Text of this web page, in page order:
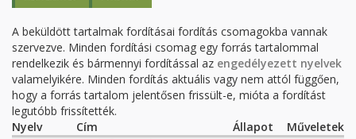
A beküldött tartalmak fordításai fordítás csomagokba vannak
szervezve. Minden fordítási csomag egy forrás tartalommal
rendelkezik és bármennyi fordítással az engedélyezett nyelvek
valamelyikére. Minden fordítás aktuális vagy nem attól függően,
hogy a forrás tartalom jelentősen frissült-e, mióta a fordítást
legutóbb frissítették.
Nyelv
Cím Állapot
Műveletek